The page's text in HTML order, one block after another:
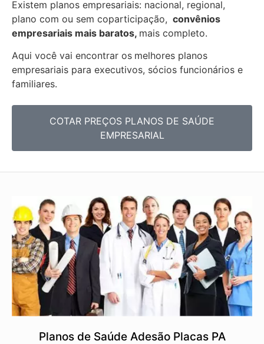
Existem planos empresariais: nacional, regional,
plano com ou sem coparticipação, convênios
empresariais mais baratos, mais completo.
Aqui você vai encontrar os melhores planos
empresariais para executivos, sócios funcionários e
familiares.
COTAR PREÇOS PLANOS DE SAÚDE
EMPRESARIAL
Planos de Saúde Adesão Placas PA